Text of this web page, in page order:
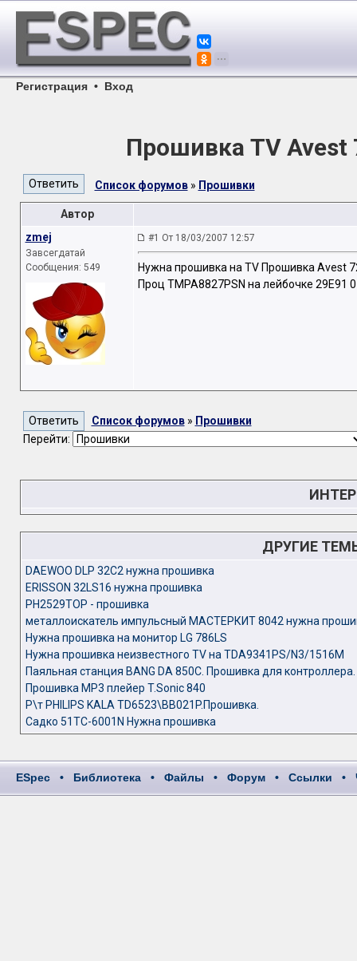
Регистрация • Вход
Прошивка TV
Список форумов» Прошивки
Автор
zmej
Завсегдатай
Сообщения: 549
#1 От 18/03/2007 12:57
Нужна прошивка на TV Прошивка Avest
Проц TMPA8827PSN на лейбочке 29Е91
Список форумов» Прошивки
Перейти:
ДРУГИЕ
DAEWOO DLP 32C2 нужна прошивка
ERISSON 32LS16 нужна прошивка
PH2529TOP - прошивка
металлоискатель импульсный МАСТЕРКИТ 8042 нужна
Нужна прошивка на монитор LG 786LS
Нужна прошивка неизвестного TV на TDA9341PS/N3/1516M
Паяльная станция BANG DA 850C. Прошивка для контроллера.
Прошивка MP3 плейер T.Sonic 840
Р\т PHILIPS KALA TD6523\BB021P.Прошивка.
Садко 51ТС-6001N Нужна прошивка
ESpec • Библиотека • Файлы • Форум • Ссылки •